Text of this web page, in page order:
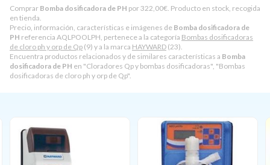
Comprar Bomba dosificadora de PH por322,00€ . Producto en stock, recogida
en tienda.
Precio, información, características e imágenes de Bomba dosificadora de
PH referencia AQLPOOLPH, pertenece a la categoría Bombas dosificadoras
de cloro ph y orp de Qp (9) y a la marca HAYWARD (23).
Encuentra productos relacionados y de similares características a Bomba
dosificadora de PH en "Cloradores Qp y bombas dosificadoras", "Bombas
dosificadoras de cloro ph y orp de Qp".